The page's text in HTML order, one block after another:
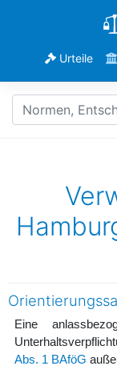
Urteile
Eine
Abs. 1 BAföG